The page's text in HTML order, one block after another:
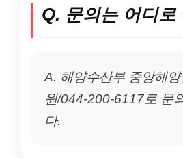
Q. 문의는 어디로
A. 해양수산부 중앙해
원/044-200-6117로 문
다.